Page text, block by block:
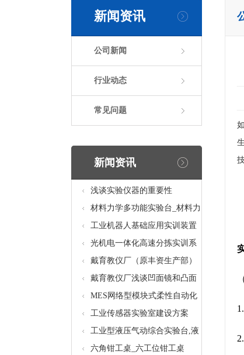
新闻资讯
公司新闻
行业动态
常见问题
新闻资讯
浅谈实验仪器的重要性
材料力学多功能实验台_材料力
学多功能考核实验实训设备
工业机器人基础应用实训装置
台_工业机器人基础应用实训考
核设备
光机电一体化高速分拣实训系
统_光机电一体化高速分拣实验
实训设备
戴育教仪厂（原丰资生产部）
助力春季高教仪器展
戴育教仪厂浅谈凹面镜和凸面
镜的区别之处
MES网络型模块式柔性自动化
生产线实验系统(八站)_模块柔
性自动化生产线教学实训设备
工业传感器实验室建设方案
工业型液压气动综合实验台,液
压气动综合实训台
六角钳工桌_六工位钳工桌